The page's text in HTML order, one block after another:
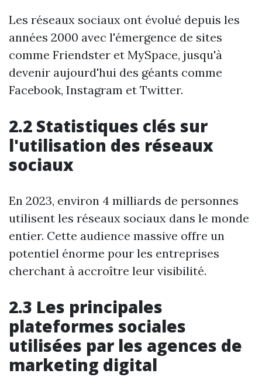
Les réseaux sociaux ont évolué depuis les
années 2000 avec l'émergence de sites
comme Friendster et MySpace, jusqu'à
devenir aujourd'hui des géants comme
Facebook, Instagram et Twitter.
2.2 Statistiques clés sur
l'utilisation des réseaux
sociaux
En 2023, environ 4 milliards de personnes
utilisent les réseaux sociaux dans le monde
entier. Cette audience massive offre un
potentiel énorme pour les entreprises
cherchant à accroître leur visibilité.
2.3 Les principales
plateformes sociales
utilisées par les agences de
marketing digital